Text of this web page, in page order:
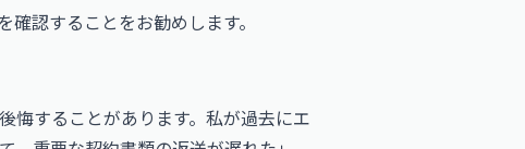
確認することをお勧めします。
悔することがあります。私が過去にエ